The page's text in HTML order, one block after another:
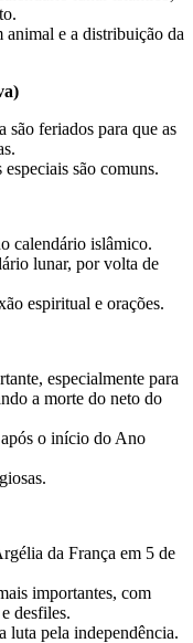
e a distribuição da
feriados para que as
são comuns.
calendário islâmico.
lunar, por volta de
espiritual e orações.
especialmente para
a morte do neto do
o início do Ano
da França em 5 de
importantes, com
desfiles.
luta pela independência.